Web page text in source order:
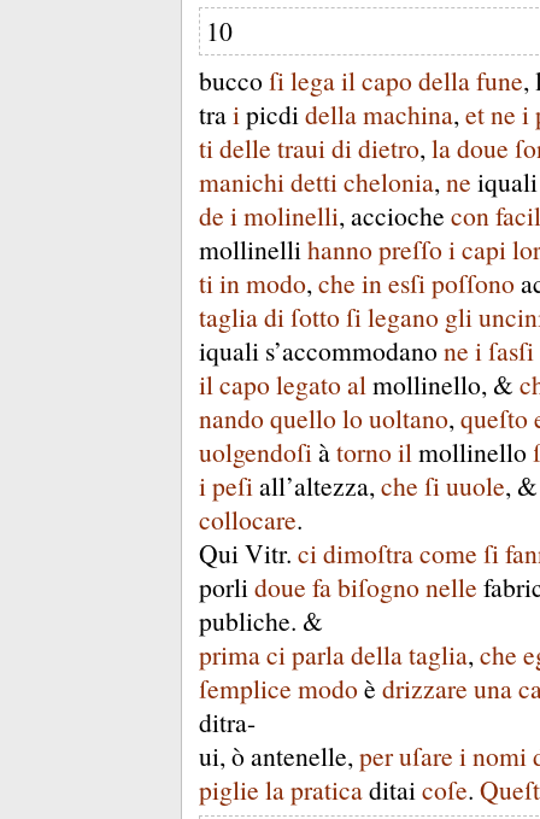
10
bucco ſi legail capodellafune,
trai picdi dellamachina, etne i
ti delle traui di dietro, ladoue
manichi detti chelonia, ne iquali
de i molinelli, accioche con
mollinelli hannopreſſoi capi
ti in modo, che in esſi poſſono
tagliadi ſotto ſi legano gli
iquali s’accommodanone i ſasſi
il capolegatoal mollinello, &
nandoquellolouoltano, queſto
uolgendoſi àtornoil mollinello
i peſi all’altezza, che ſi uuole,
collocare.
Qui Vitr. ci dimoſtracome ſi
porli doue fabiſognonelle
publiche. &
primaci parladellataglia, che
ſemplice modoè drizzare una
ditra-
ui, òantenelle, peruſare i nomi
piglie lapraticaditai coſe.